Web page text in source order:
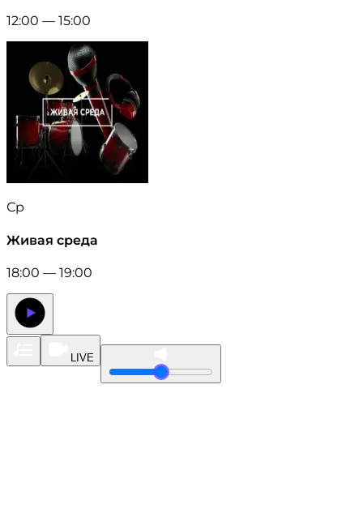
12:00 — 15:00
Ср
Живая среда
18:00 — 19:00
LIVE